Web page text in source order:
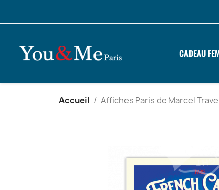
CADEAU
Accueil Affiches Paris de Marcel